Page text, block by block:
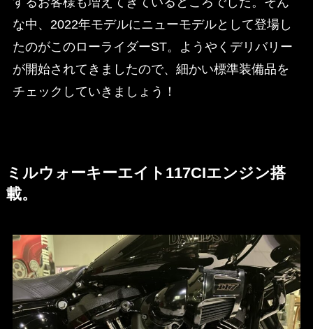
な中、2022年モデルにニューモデルとして登場し
たのがこのローライダーST。ようやくデリバリー
が開始されてきましたので、細かい標準装備品を
チェックしていきましょう！
ミルウォーキーエイト117CIエンジン搭
載。